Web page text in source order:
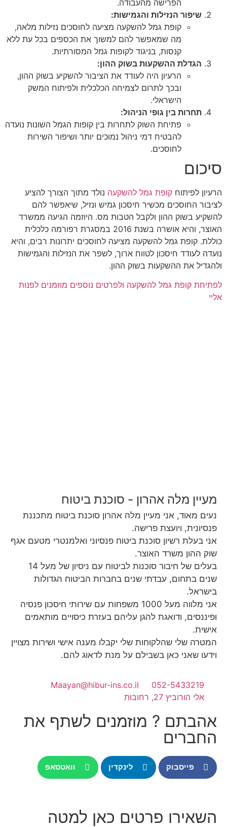
הפרישה מהעבודה.
הנזילות והגמישות:
קופת גמל להשקעה מציעה לחוסכים נזילות מלאה,
מה שמאפשר להם למשוך את הכספים בכל עת ללא
קנסות, בניגוד לקופות גמל המסורתיות.
ההשקעות בשוק ההון:
הרעיון היה לעודד את הציבור להשקיע בשוק ההון,
ובכך לתרום לצמיחה הכלכלית ולפיתוח המשק
הישראלי.
בין גופי הניהול:
פתיחת השוק לתחרות בין קופות הגמל השונות נועדה
להבטיח דמי ניהול נמוכים יותר ושיפור השירות
לחוסכים.
קופת גמל להשקעהנולד מתוך הצורך להציע
החוסכים מכשיר חיסכון גמיש ונזיל, שיאפשר להם
בשוק ההון ולקבל הטבות מס. היוזמה הגיעה ממשרד
האוצר, והיא אושרה בשנת 2016 במסגרת רפורמה כלכלית
גמל להשקעה מציעה לחוסכים יתרונות רבים, והיא
חיסכון לטווח ארוך, לשפר את הנזילות והגמישות
את ההשקעות בשוק ההון.
קופת גמל להשקעה ולפרטים נוספים מוזמנים לפנות
מלה אהרון - סוכנת ביטוח
אני מעיין מלה אהרון סוכנת ביטוח מתכננת
ויועצת פרישה.
רשיון סוכנת ביטוח פנסיוני ואלמנטרי מטעם אגף
משרד האוצר.
בעלים של חיבור סוכנות לביטוח עם ניסיון של מעל 14
עבדתי שנים בחברות הביטוח הגדולות
אני מלווה מעל 1000 משפחות עם שירותי חיסכון פנסיה
ודואגת להגן עליהם בעזרת כיסויים מותאמים
שלי שהלקוחות שלי יקבלו מענה אישי ושירות מצויין
שאני כאן בשבילם על מנת לדאוג להם.
052-
Maayan@hibur-ins.co.il
27, רחובות
? מוזמנים לשתף את
פייסבוק לינקדין וואטסאפ
פרטים כאן למטה